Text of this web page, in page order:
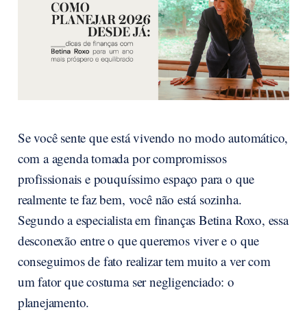
Se você sente que está vivendo no modo automático,
com a agenda tomada por compromissos
profissionais e pouquíssimo espaço para o que
realmente te faz bem, você não está sozinha.
Segundo a especialista em finanças Betina Roxo, essa
desconexão entre o que queremos viver e o que
conseguimos de fato realizar tem muito a ver com
um fator que costuma ser negligenciado: o
planejamento.